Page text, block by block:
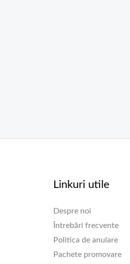
Linkuri utile
Despre noi
Întrebări frecvente
Politica de anulare
Pachete promovare